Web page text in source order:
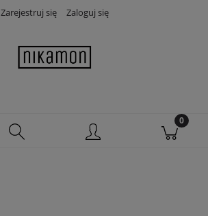
Zarejestruj się Zaloguj się